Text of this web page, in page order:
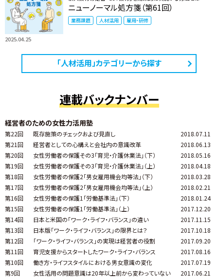
2025.04.25
ニューノーマル処方箋（第61回）
業務課題 人材活用 雇用・研修
「人材活用」カテゴリーから探す
連載バックナンバー
経営者のための女性力活用塾
第22回 既存施策のチェックおよび見直し
2018.07.11
第21回
経営者としての心構えと会社内の意識改革
2018.06.13
第20回
女性労働者の保護その3「育児・介護休業法」（下）
2018.05.16
第19回
女性労働者の保護その3「育児・介護休業法」（上）
2018.04.18
第18回
女性労働者の保護2「男女雇用機会均等法」（下）
2018.03.28
第17回
女性労働者の保護2「男女雇用機会均等法」（上）
2018.02.21
第16回
女性労働者の保護1「労働基準法」（下）
2018.01.24
第15回
女性労働者の保護1「労働基準法」（上）
2017.12.20
第14回
日本と米国の「ワーク・ライフ・バランス」の違い
2017.11.15
第13回
日本版「ワーク・ライフ・バランス」の限界とは？
2017.10.18
第12回
「ワーク・ライフ・バランス」の実現は経営者の役割
2017.09.20
第11回
育児支援からスタートしたワーク・ライフ・バランス
2017.08.16
第10回
働き方・ライフスタイルにおける男女意識の変化
2017.07.19
第9回
女性活用の問題意識は20年以上前から変わっていない
2017.06.21